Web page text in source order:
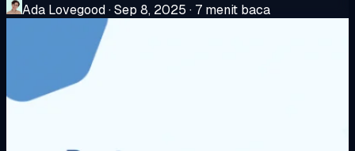
Ada Lovegood·Sep 8, 2025 · 7 menit baca